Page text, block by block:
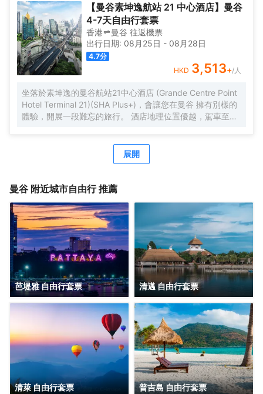
備好瓶裝水，以滿足您的飲水需求。倘若您在忙碌的一天後
想在自己的客房內放鬆，提供拖鞋和吹風機的客房浴室是不
錯的選擇。酒店設有咖啡廳，您可在這裏放鬆身心，享受貼
心的服務。旅客想要在自己的房間邊聽音樂邊享受美食，衹
需呼叫送餐服務。如果您覺得在入住飲食方面僅限於此，那
不妨去看看附近Nahm（東南亞菜）、Sorn（ศรณ์）（東南
亞菜）和Le Normandie by Alain Roux（西餐）絡繹不絕的
人流吧！黃咖喱藍螃蟹、布吉2度慢煮七彩龍蝦和香橙可麗餅
分別是每家為您精心推薦的美食。 酒店種類繁多的休閑設施
能為每一位下榻於此的您創造多元化的休閑空間，這其中包
括室外泳池和按摩室。酒店配備有會議廳，可供旅客使用。
【曼谷素坤逸航站 21 中心酒店】曼谷
4-7天自由行套票
香港 曼谷 往返機票
出行日期: 08月25日 - 08月28日
4.7分
HKD 3,513+/人
坐落於素坤逸的曼谷航站21中心酒店 (Grande Centre Point
Hotel Terminal 21)(SHA Plus+)，會讓您在曼谷 擁有別樣的
體驗，開展一段難忘的旅行。 酒店地理位置優越，駕車至隆
Divana Spa距離酒店都不遠。酒店佔盡地理之宜，湯之森日
式温泉館、曼谷人造衝浪樂園和杰特寧醫院離此都很近。酒
展開
曼谷 附近城市自由行 推薦
芭堤雅 自由行套票 清邁 自由行套票
清萊 自由行套票 普吉島 自由行套票